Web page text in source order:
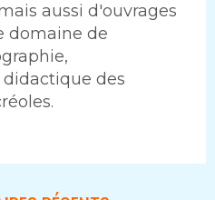
aussi d'ouvrages
domaine de
des